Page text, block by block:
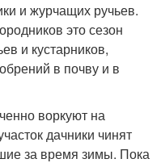
и журчащих ручьев.
это сезон
и кустарников,
в почву и в
воркуют на
дачники чинят
за время зимы. Пока